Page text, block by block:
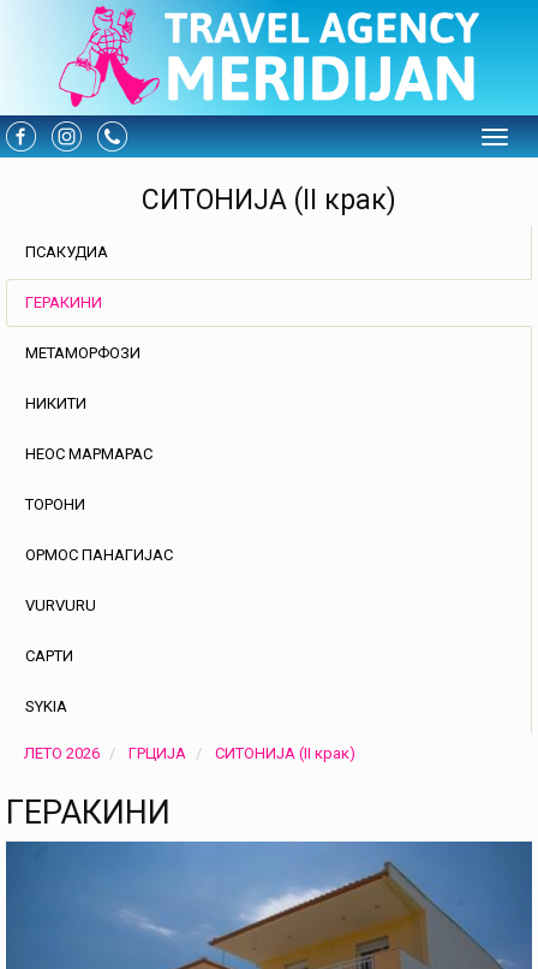
СИТОНИЈА (II крак)
ПСАКУДИА
ГЕРАКИНИ
МЕТАМОРФОЗИ
НИКИТИ
НЕОС МАРМАРАС
ТОРОНИ
ОРМОС ПАНАГИЈАС
VURVURU
САРТИ
SYKIA
ЛЕТО 2026 ГРЦИЈА СИТОНИЈА (II крак)
ГЕРАКИНИ